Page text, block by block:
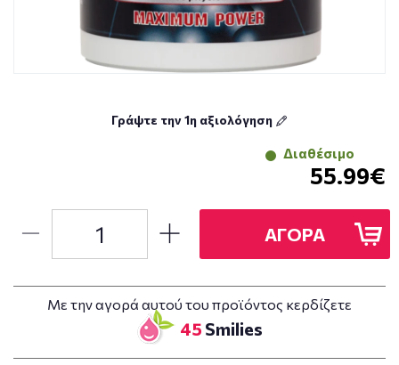
Γράψτε την 1η αξιολόγηση
Διαθέσιμο
55.99€
ΑΓΟΡΑ
Με την αγορά αυτού του προϊόντος κερδίζετε
45 Smilies